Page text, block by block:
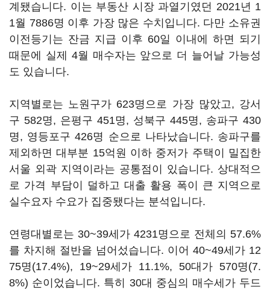
계됐습니다. 이는 부동산 시장 과열기였던 2021년 1
1월 7886명 이후 가장 많은 수치입니다. 다만 소유권
이전등기는 잔금 지급 이후 60일 이내에 하면 되기
때문에 실제 4월 매수자는 앞으로 더 늘어날 가능성
도 있습니다.
지역별로는 노원구가 623명으로 가장 많았고, 강서
구 582명, 은평구 451명, 성북구 445명, 송파구 430
명, 영등포구 426명 순으로 나타났습니다. 송파구를
제외하면 대부분 15억원 이하 중저가 주택이 밀집한
서울 외곽 지역이라는 공통점이 있습니다. 상대적으
로 가격 부담이 덜하고 대출 활용 폭이 큰 지역으로
실수요자 수요가 집중됐다는 분석입니다.
연령대별로는 30~39세가 4231명으로 전체의 57.6%
를 차지해 절반을 넘어섰습니다. 이어 40~49세가 12
75명(17.4%), 19~29세가 11.1%, 50대가 570명(7.
8%) 순이었습니다. 특히 30대 중심의 매수세가 두드